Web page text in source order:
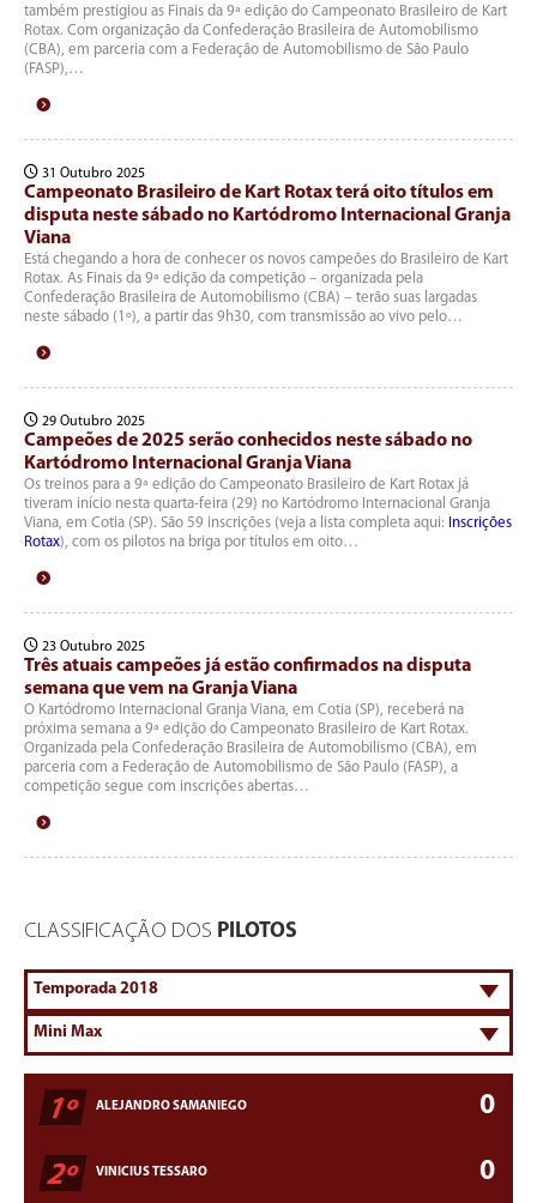
também prestigiou as Finais da 9ª edição do Campeonato Brasileiro de Kart
Rotax. Com organização da Confederação Brasileira de Automobilismo
(CBA), em parceria com a Federação de Automobilismo de São Paulo
(FASP),…
31 Outubro 2025
Campeonato Brasileiro de Kart Rotax terá oito títulos em
disputa neste sábado no Kartódromo Internacional Granja
Viana
Está chegando a hora de conhecer os novos campeões do Brasileiro de Kart
Rotax. As Finais da 9ª edição da competição – organizada pela
Confederação Brasileira de Automobilismo (CBA) – terão suas largadas
neste sábado (1º), a partir das 9h30, com transmissão ao vivo pelo…
29 Outubro 2025
Campeões de 2025 serão conhecidos neste sábado no
Kartódromo Internacional Granja Viana
Os treinos para a 9ª edição do Campeonato Brasileiro de Kart Rotax já
tiveram início nesta quarta-feira (29) no Kartódromo Internacional Granja
Viana, em Cotia (SP). São 59 inscrições (veja a lista completa aqui: Inscrições
Rotax), com os pilotos na briga por títulos em oito…
23 Outubro 2025
Três atuais campeões já estão confirmados na disputa
semana que vem na Granja Viana
O Kartódromo Internacional Granja Viana, em Cotia (SP), receberá na
próxima semana a 9ª edição do Campeonato Brasileiro de Kart Rotax.
Organizada pela Confederação Brasileira de Automobilismo (CBA), em
parceria com a Federação de Automobilismo de São Paulo (FASP), a
competição segue com inscrições abertas…
CLASSIFICAÇÃO DOS PILOTOS
1º ALEJANDRO SAMANIEGO 0
2º VINICIUS TESSARO 0